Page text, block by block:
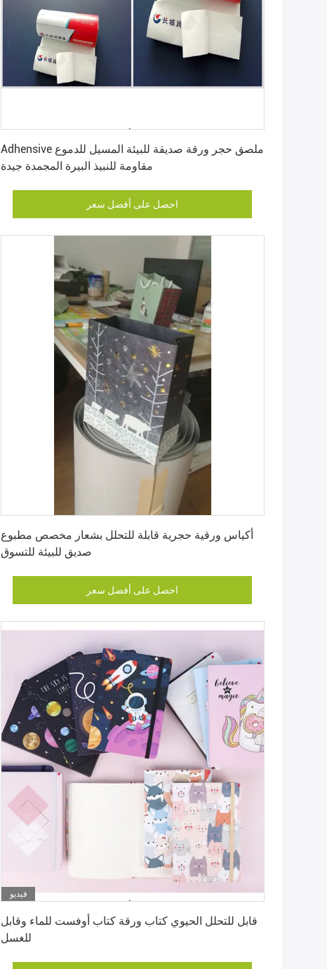
Adhensive ملصق حجر ورقة صديقة للبيئة المسيل للدموع
مقاومة للنبيذ البيرة المجمدة جيدة
احصل على أفضل سعر
أكياس ورقية حجرية قابلة للتحلل بشعار مخصص مطبوع
صديق للبيئة للتسوق
احصل على أفضل سعر
فيديو
قابل للتحلل الحيوي كتاب ورقة كتاب أوفست للماء وقابل
للغسل